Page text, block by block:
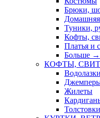
Брюки,
Туники,
Кофты,
Платья и
Больше →
КОФТЫ,
Водолазки
Жилеты